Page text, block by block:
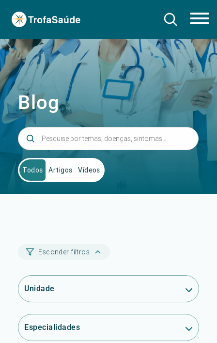
Blog
Todos Artigos Vídeos
Esconder filtros
Unidade
Especialidades